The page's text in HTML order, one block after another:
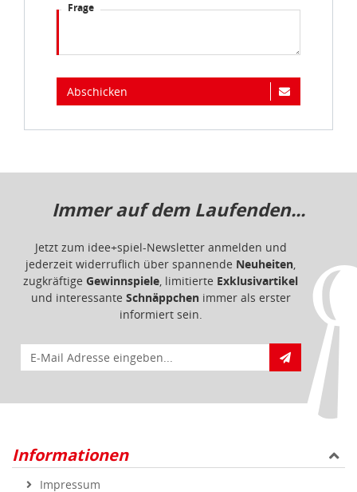
Frage
Abschicken
Immer auf dem Laufenden...
Jetzt zum idee+spiel-Newsletter anmelden und
jederzeit widerruflich über spannende Neuheiten,
zugkräftige Gewinnspiele, limitierte Exklusivartikel
und interessante Schnäppchenimmer als erster
informiert sein.
E-Mail für Newsletteranmeldung
Informationen
Impressum